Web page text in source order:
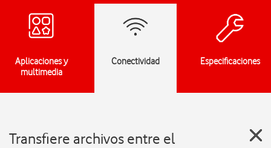
Aplicaciones y
multimedia
Conectividad Especificaciones
Transfiere archivos entre el